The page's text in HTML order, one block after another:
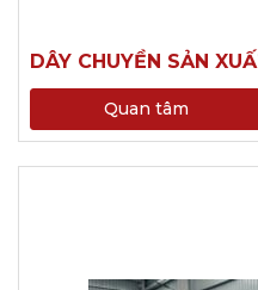
DÂY CHUYỀN SẢN
Quan tâm